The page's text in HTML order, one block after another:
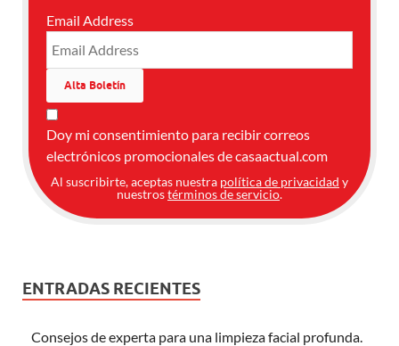
Email Address
Doy mi consentimiento para recibir correos
electrónicos promocionales de casaactual.com
Al suscribirte, aceptas nuestra política de privacidad y
nuestrostérminos de servicio.
ENTRADAS RECIENTES
Consejos de experta para una limpieza facial profunda.